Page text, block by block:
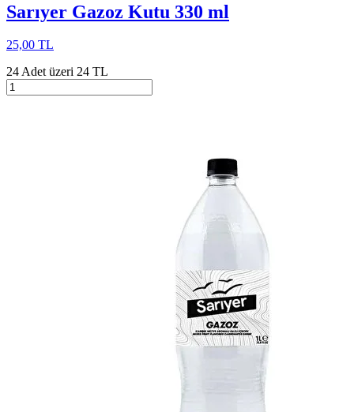
Sarıyer Gazoz Kutu 330 ml
25,00 TL
24 Adet üzeri 24 TL